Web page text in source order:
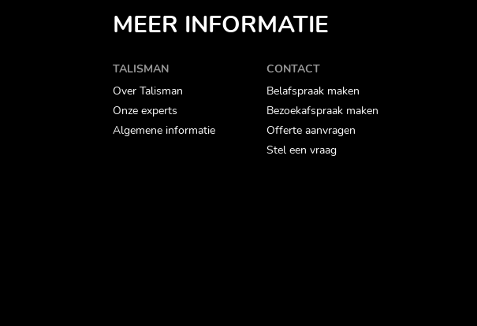
MEER INFORMATIE
TALISMAN
Over Talisman
Onze experts
Algemene informatie
CONTACT
Belafspraak maken
Bezoekafspraak maken
Offerte aanvragen
Stel een vraag